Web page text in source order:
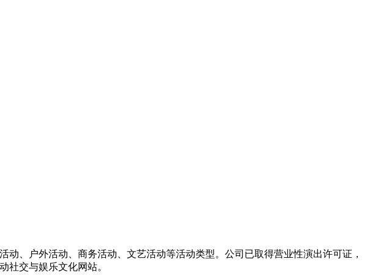
、户外活动、商务活动、文艺活动等活动类型。公司已取得营业性演出许可证，
社交与娱乐文化网站。